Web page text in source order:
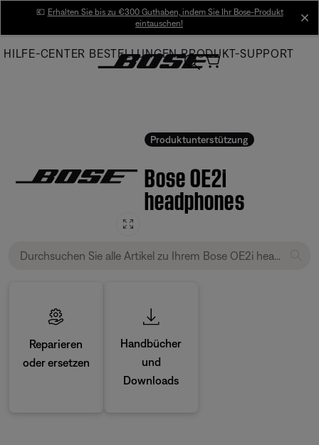
Main
💶 Erhalten Sie bis zu €300 Guthaben, indem Sie Ihr Bose-Produkt
eintauschen!
HILFE-CENTER BESTELLUNGEN PRODUKT-SUPPORT
Produktunterstützung
Bose OE2i
headphones
Reparieren
oder ersetzen
Handbücher
und
Downloads